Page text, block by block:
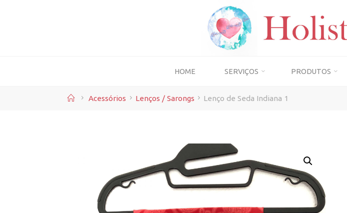
HOME SERVIÇOS PRODUTOS
Home
Acessórios Lenços / Sarongs Lenço de Seda Indiana 1